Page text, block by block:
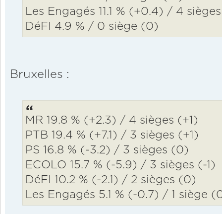
Les Engagés 11.1 % (+0.4) / 4
DéFI 4.9 % / 0 siège (0)
Bruxelles :
MR 19.8 % (+2.3) / 4 sièges (+1)
PTB 19.4 % (+7.1) / 3 sièges (+1)
PS 16.8 % (-3.2) / 3 sièges (0)
ECOLO 15.7 % (-5.9) / 3 sièges (-1)
DéFI 10.2 % (-2.1) / 2 sièges (0)
Les Engagés 5.1 % (-0.7) / 1 siège